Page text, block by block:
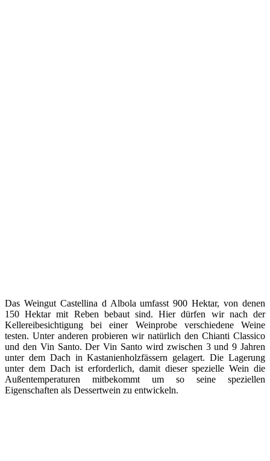
Das Weingut Castellina d Albola umfasst 900 Hektar, von denen
150 Hektar mit Reben bebaut sind. Hier dürfen wir nach der
Kellereibesichtigung bei einer Weinprobe verschiedene Weine
testen. Unter anderen probieren wir natürlich den Chianti Classico
und den Vin Santo. Der Vin Santo wird zwischen 3 und 9 Jahren
unter dem Dach in Kastanienholzfässern gelagert. Die Lagerung
unter dem Dach ist erforderlich, damit dieser spezielle Wein die
Außentemperaturen mitbekommt um so seine speziellen
Eigenschaften als Dessertwein zu entwickeln.